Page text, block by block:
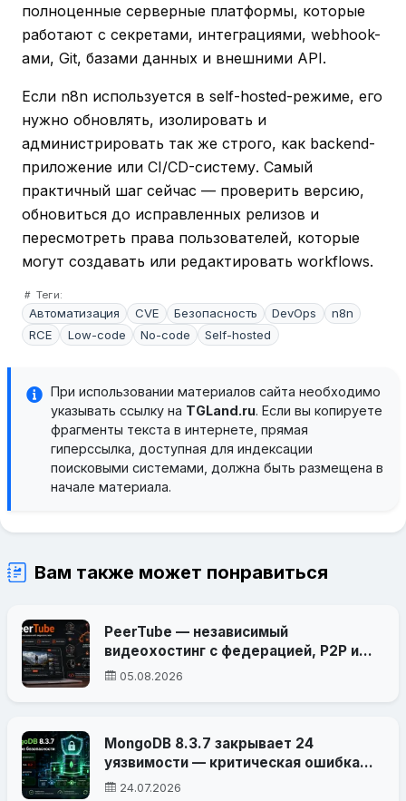
полноценные серверные платформы, которые
работают с секретами, интеграциями, webhook-
ами, Git, базами данных и внешними API.
Если n8n используется в self-hosted-режиме, его
нужно обновлять, изолировать и
администрировать так же строго, как backend-
приложение или CI/CD-систему. Самый
практичный шаг сейчас — проверить версию,
обновиться до исправленных релизов и
пересмотреть права пользователей, которые
могут создавать или редактировать workflows.
Теги:
Автоматизация CVE Безопасность DevOps
n8n
RCE
Low-code No-code Self-hosted
При использовании материалов сайта необходимо
указывать ссылку на TGLand.ru. Если вы копируете
фрагменты текста в интернете, прямая
гиперссылка, доступная для индексации
поисковыми системами, должна быть размещена в
начале материала.
Вам также может понравиться
PeerTube — независимый
видеохостинг с федерацией, P2P и
собственными правилами
05.08.2026
MongoDB 8.3.7 закрывает 24
уязвимости — критическая ошибка
затрагивает обработку внешних
24.07.2026